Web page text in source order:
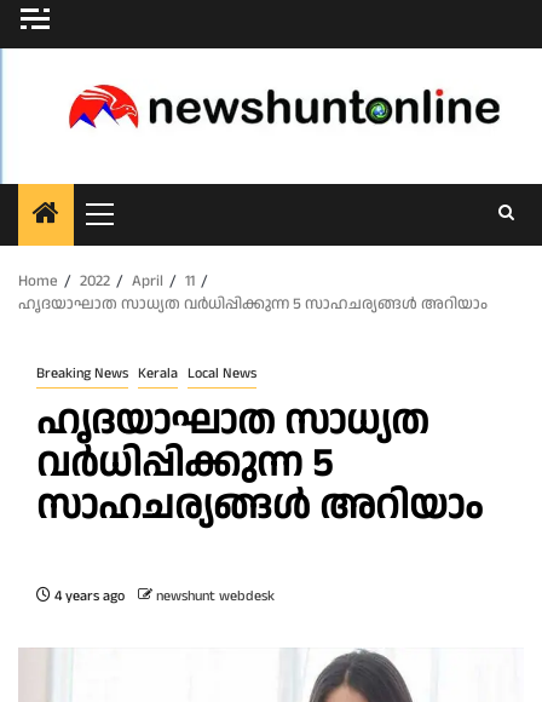
Skip
to
Primary
Menu
Home
2022 April
11
ഹൃദയാഘാത സാധ്യത വര്‍ധിപ്പിക്കുന്ന 5 സാഹചര്യങ്ങള്‍ അറിയാം
Breaking News Kerala Local News
ഹൃദയാഘാത സാധ്യത
വര്‍ധിപ്പിക്കുന്ന 5
സാഹചര്യങ്ങള്‍ അറിയാം
4 years ago newshunt webdesk